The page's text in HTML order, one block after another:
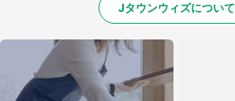
Jタウンウィズについて